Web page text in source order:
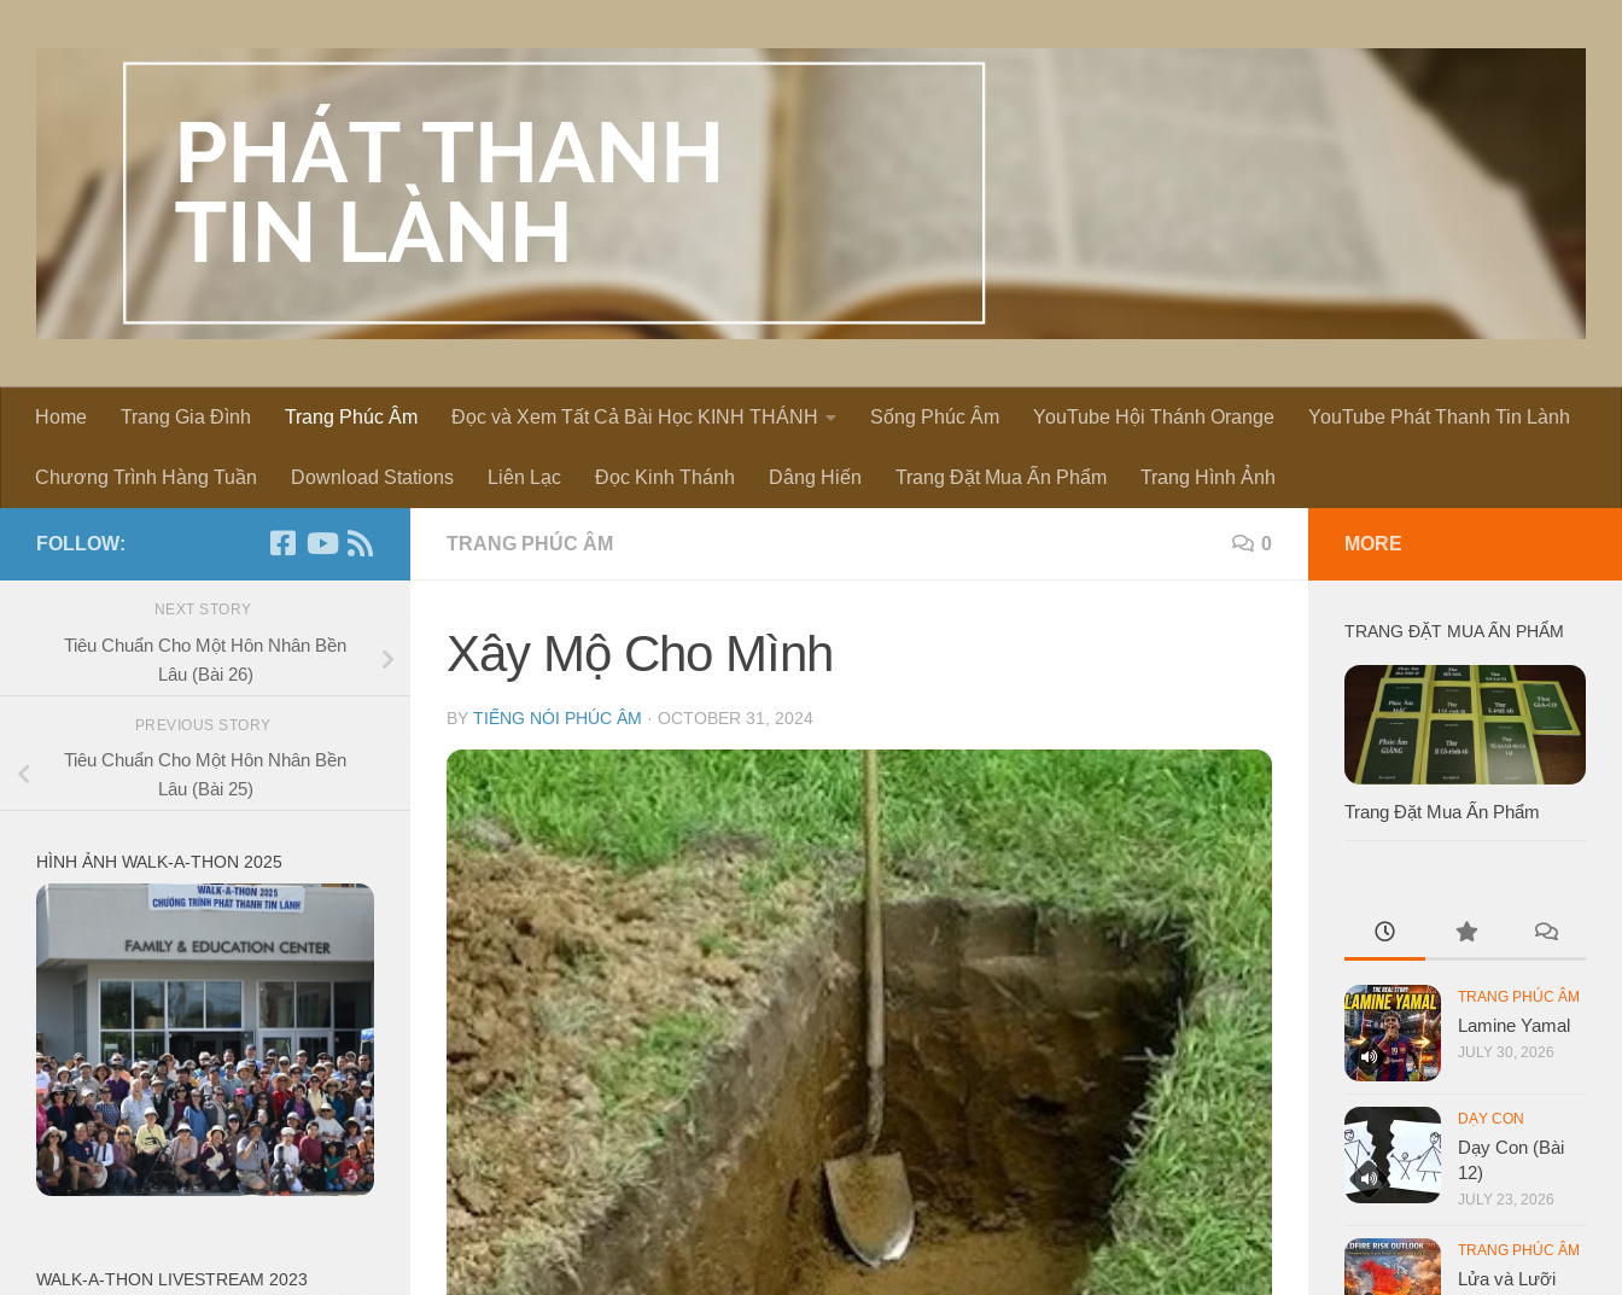
Home Trang Gia Đình Trang Phúc Âm Đọc và Xem Tất Cả Bài Học KINH THÁNH Sống Phúc Âm YouTube Hội Thánh Orange YouTube Phát Thanh Tin Lành
Chương Trình Hàng Tuần Download Stations Liên Lạc Đọc Kinh Thánh Dâng Hiến Trang Đặt Mua Ấn Phẩm Trang Hình Ảnh
TRANG PHÚC ÂM 0
Xây Mộ Cho Mình
BY TIẾNG NÓI PHÚC ÂM · OCTOBER 31, 2024
FOLLOW:
NEXT STORY
Tiêu Chuẩn Cho Một Hôn Nhân Bền
Lâu (Bài 26)
PREVIOUS STORY
Tiêu Chuẩn Cho Một Hôn Nhân Bền
Lâu (Bài 25)
HÌNH ẢNH WALK-A-THON 2025
WALK-A-THON LIVESTREAM 2023
MORE
TRANG ĐẶT MUA ẤN PHẨM
Trang Đặt Mua Ấn Phẩm
TRANG PHÚC ÂM
Lamine Yamal
JULY 30, 2026
DẠY CON
Dạy Con (Bài
12)
JULY 23, 2026
TRANG PHÚC ÂM
Lửa và Lưỡi